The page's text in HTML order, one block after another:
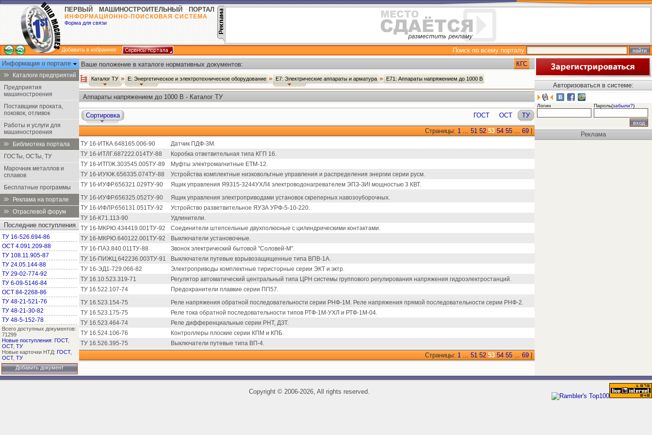
ПЕРВЫЙ МАШИНОСТРОИТЕЛЬНЫЙ ПОРТАЛ
ИНФОРМАЦИОННО-ПОИСКОВАЯ СИСТЕМА
Форма для связи
Добавить в избранное
Поиск по всему порталу
Информация о портале
Каталоги предприятий
Предприятия
машиностроения
Поставщики проката,
поковок, отливок
Работы и услуги для
машиностроения
Библиотека портала
ГОСТы, ОСТы, ТУ
Марочник металлов и
сплавов
Бесплатные программы
Реклама на портале
Отраслевой форум
Последние поступления
ТУ 16-526.694-86
ОСТ 4.091.209-88
ТУ 108.11.905-87
ТУ 24.05.144-88
ТУ 29-02-774-92
ТУ 6-09-5146-84
ОСТ 84-2268-86
ТУ 48-21-521-76
ТУ 48-21-30-82
ТУ 48-5-152-78
Всего доступных документов:
71299
Новые поступления: ГОСТ,
ОСТ, ТУ
Новые карточки НТД: ГОСТ,
ОСТ, ТУ
Добавить документ
Ваше положение в каталоге нормативных документов: КГС
Каталог ТУ Е: Энергетическое и электротехническое оборудование Е7: Электрические аппараты и арматура Е71: Аппараты напряжением до 1000 В
Аппараты напряжением до 1000 В - Каталог ТУ
Сортировка ГОСТ ОСТ ТУ
Страницы: 1 ... 51 52 53 54 55 ... 69
ТУ 16-ИТКА.648165.006-90
Датчик ПДФ-3М.
ТУ 16-ИТЛГ.687222.014ТУ-88
Коробка ответвительная типа КГП 16.
ТУ 16-ИТПЖ.303545.005ТУ-89
Муфты электромагнитные ЕТМ-12.
ТУ 16-ИУКЖ.656335.074ТУ-88
Устройства комплектные низковольтные управления и распределения энергии серии русм.
ТУ 16-ИУФР.656321.029ТУ-90
Ящик управления Я9315-3244УХЛ4 электроводонагревателем ЭПЗ-ЗИI мощностью 3 КВТ.
ТУ 16-ИУФР.656325.052ТУ-90
Ящик управления электроприводами установок скреперных навозоуборочных.
ТУ 16-ИФЛР.656131.051ТУ-92
Устройство разветвительное ЯУЗА УРФ-5-10-220.
ТУ 16-К71.113-90
Удлинители.
ТУ 16-МКРЮ.434419.001ТУ-92
Соединители штепсельные двухполюсные с цилиндрическими контактами.
ТУ 16-МКРЮ.640122.001ТУ-92
Выключатели установочные.
ТУ 16-ПА3.840.011ТУ-88
Звонок электрический бытовой "Соловей-М".
ТУ 16-ПИЖЦ.642236.003ТУ-91
Выключатели путевые взрывозащищенные типа ВПВ-1А.
ТУ 16-ЭД1-729.066-82
Электроприводы комплектные тиристорные серии ЭКТ и эктр.
ТУ 16.10.523.319-71
Регулятор автоматический центральный типа ЦРН системы группового регулирования напряжения гидроэлектростанций.
ТУ 16.522.107-74
Предохранители плавкие серии ПП57.
ТУ 16.523.154-75
Реле напряжения обратной последовательности серии РНФ-1М. Реле напряжения прямой последовательности серии РНФ-2.
ТУ 16.523.175-75
Реле тока обратной последовательности типов РТФ-1М-УХЛ и РТФ-1М-04.
ТУ 16.523.464-74
Реле дифференциальные серии РНТ, ДЗТ.
ТУ 16.524.106-76
Контроллеры плоские серии КПМ и КПБ.
ТУ 16.526.395-75
Выключатели путевые типа ВП-4.
Страницы: 1 ... 51 52 53 54 55 ... 69
Авторизоваться в системе:
Логин Пароль(забыли?)
Реклама
Copyright ©2006-2026, All rights reserved.